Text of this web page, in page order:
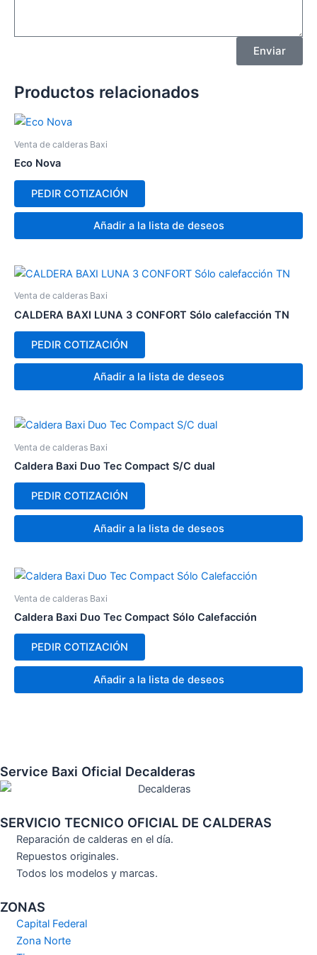
Enviar
Productos relacionados
Venta de calderas Baxi
Eco Nova
PEDIR COTIZACIÓN
Añadir a la lista de deseos
Venta de calderas Baxi
CALDERA BAXI LUNA 3 CONFORT Sólo calefacción TN
PEDIR COTIZACIÓN
Añadir a la lista de deseos
Venta de calderas Baxi
Caldera Baxi Duo Tec Compact S/C dual
PEDIR COTIZACIÓN
Añadir a la lista de deseos
Venta de calderas Baxi
Caldera Baxi Duo Tec Compact Sólo Calefacción
PEDIR COTIZACIÓN
Añadir a la lista de deseos
Service Baxi Oficial Decalderas
SERVICIO TECNICO OFICIAL DE CALDERAS
Reparación de calderas en el día.
Repuestos originales.
Todos los modelos y marcas.
ZONAS
Capital Federal
Zona Norte